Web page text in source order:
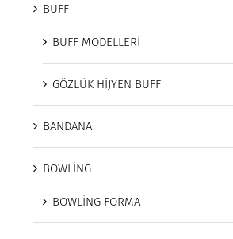
BUFF
BUFF MODELLERİ
GÖZLÜK HİJYEN BUFF
BANDANA
BOWLİNG
BOWLİNG FORMA